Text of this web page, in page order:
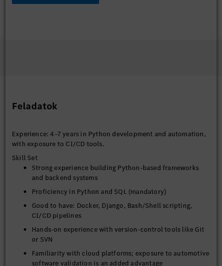
Feladatok
Experience: 4–7 years in Python development and automation,
with exposure to CI/CD tools.
Skill Set
Strong experience building Python-based frameworks
and backend systems
Proficiency in Python and SQL (mandatory)
Good to have: Docker, Django, Bash/Shell scripting,
CI/CD pipelines
Hands-on experience with version-control tools like Git
or SVN
Familiarity with cloud platforms; exposure to automotive
software validation is an added advantage